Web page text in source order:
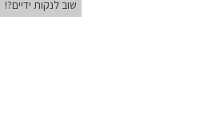
שוב לנקות ידיים?!